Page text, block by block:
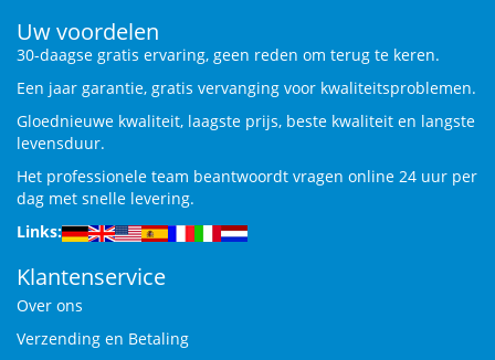
Uw voordelen
30-daagse gratis ervaring, geen reden om terug te keren.
Een jaar garantie, gratis vervanging voor kwaliteitsproblemen.
Gloednieuwe kwaliteit, laagste prijs, beste kwaliteit en langste
levensduur.
Het professionele team beantwoordt vragen online 24 uur per
dag met snelle levering.
Links:
Klantenservice
Over ons
Verzending en Betaling